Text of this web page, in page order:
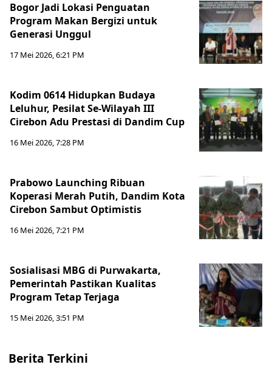
Bogor Jadi Lokasi Penguatan
Program Makan Bergizi untuk
Generasi Unggul
17 Mei 2026, 6:21 PM
Kodim 0614 Hidupkan Budaya
Leluhur, Pesilat Se-Wilayah III
Cirebon Adu Prestasi di Dandim Cup
16 Mei 2026, 7:28 PM
Prabowo Launching Ribuan
Koperasi Merah Putih, Dandim Kota
Cirebon Sambut Optimistis
16 Mei 2026, 7:21 PM
Sosialisasi MBG di Purwakarta,
Pemerintah Pastikan Kualitas
Program Tetap Terjaga
15 Mei 2026, 3:51 PM
Berita Terkini